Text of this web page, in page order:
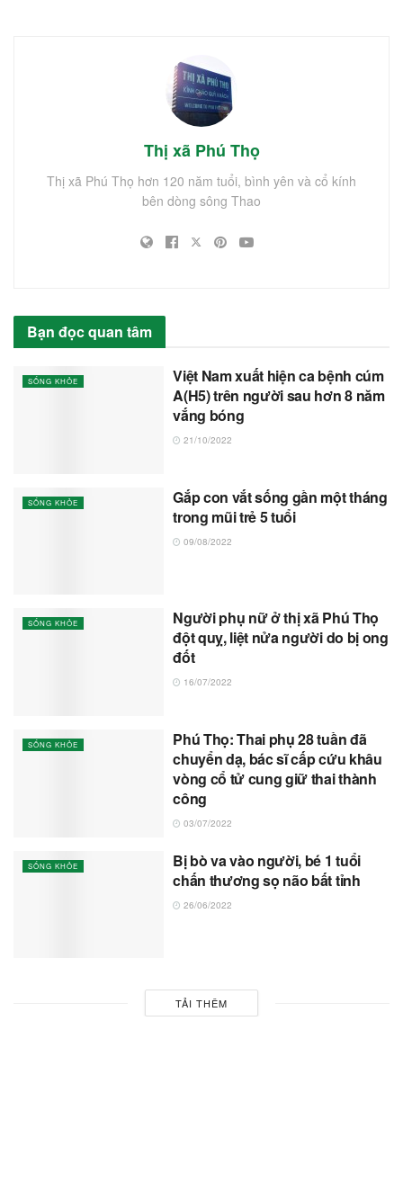
Thị xã Phú Thọ
Thị xã Phú Thọ hơn 120 năm tuổi, bình yên và cổ kính
bên dòng sông Thao
Bạn đọc quan tâm
SỐNG KHỎE
Việt Nam xuất hiện ca bệnh cúm
A(H5) trên người sau hơn 8 năm
vắng bóng
21/10/2022
SỐNG KHỎE
Gắp con vắt sống gần một tháng
trong mũi trẻ 5 tuổi
09/08/2022
SỐNG KHỎE
Người phụ nữ ở thị xã Phú Thọ
đột quỵ, liệt nửa người do bị ong
đốt
16/07/2022
SỐNG KHỎE
Phú Thọ: Thai phụ 28 tuần đã
chuyển dạ, bác sĩ cấp cứu khâu
vòng cổ tử cung giữ thai thành
công
03/07/2022
SỐNG KHỎE
Bị bò va vào người, bé 1 tuổi
chấn thương sọ não bất tỉnh
26/06/2022
TẢI THÊM